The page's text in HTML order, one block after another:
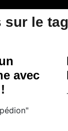
sur le
avec